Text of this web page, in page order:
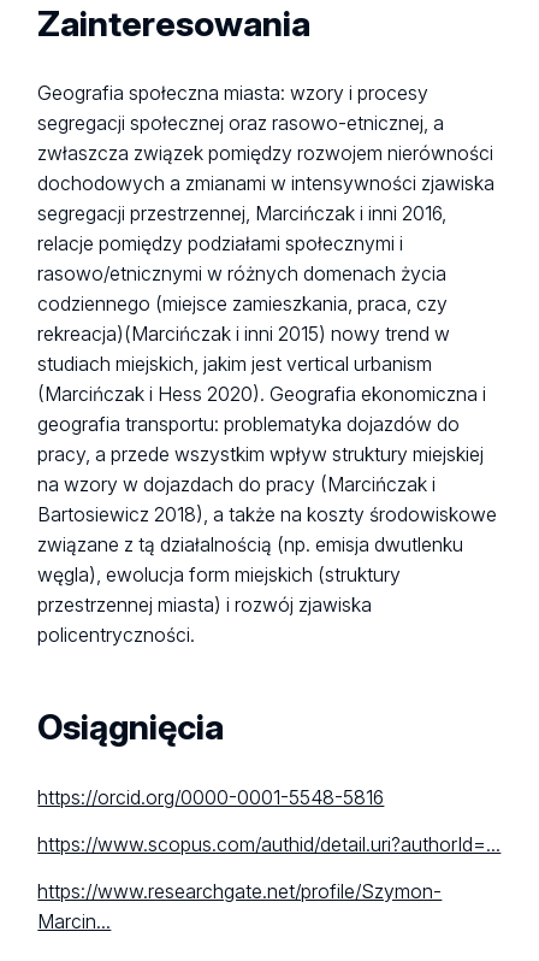
Zainteresowania
Geografia społeczna miasta: wzory i procesy
segregacji społecznej oraz rasowo-etnicznej, a
zwłaszcza związek pomiędzy rozwojem nierówności
dochodowych a zmianami w intensywności zjawiska
segregacji przestrzennej, Marcińczak i inni 2016,
relacje pomiędzy podziałami społecznymi i
rasowo/etnicznymi w różnych domenach życia
codziennego (miejsce zamieszkania, praca, czy
rekreacja)(Marcińczak i inni 2015) nowy trend w
studiach miejskich, jakim jest vertical urbanism
(Marcińczak i Hess 2020). Geografia ekonomiczna i
geografia transportu: problematyka dojazdów do
pracy, a przede wszystkim wpływ struktury miejskiej
na wzory w dojazdach do pracy (Marcińczak i
Bartosiewicz 2018), a także na koszty środowiskowe
związane z tą działalnością (np. emisja dwutlenku
węgla), ewolucja form miejskich (struktury
przestrzennej miasta) i rozwój zjawiska
policentryczności.
Osiągnięcia
https://orcid.org/0000-0001-5548-5816
https://www.scopus.com/authid/detail.uri?authorId=...
https://www.researchgate.net/profile/Szymon-
Marcin...